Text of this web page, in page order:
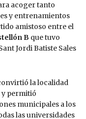
acoger tanto
y entrenamientos
amistoso entre el
B que tuvo
Jordi Batiste Sales
la localidad
y permitió
municipales a los
las universidades